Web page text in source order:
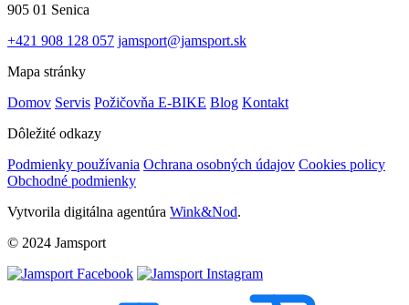
905 01 Senica
+421 908 128 057 jamsport@jamsport.sk
Mapa stránky
Domov Servis Požičovňa E-BIKE Blog Kontakt
Dôležité odkazy
Podmienky používania Ochrana osobných údajov Cookies policy
Obchodné podmienky
Vytvorila digitálna agentúra Wink&Nod.
© 2024 Jamsport